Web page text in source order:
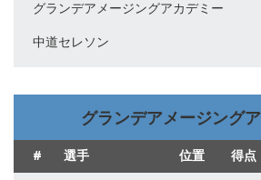
グランデアメージングアカデミー
中道セレソン
グランデアメージング
# 選手 位置 得点